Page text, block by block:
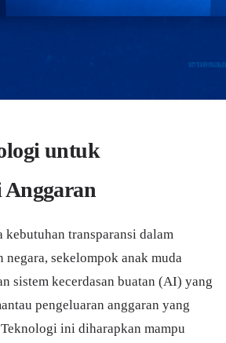
untuk
transparansi dalam
negara, sekelompok anak muda
sistem kecerdasan buatan (AI) yang
pengeluaran anggaran yang
ini diharapkan mampu